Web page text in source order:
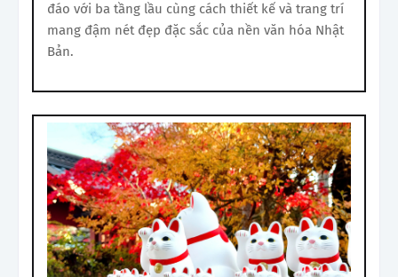
đáo với ba tầng lầu cùng cách thiết kế và trang trí
mang đậm nét đẹp đặc sắc của nền văn hóa Nhật
Bản.